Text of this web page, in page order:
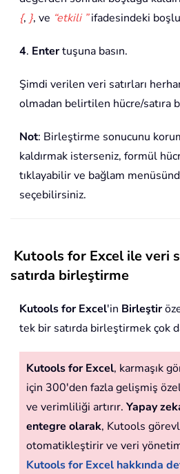
{, }, ve “etkili ”ifadesindeki
4. Entertuşuna basın.
Şimdi verilen veri satırları
olmadan belirtilen hücre/satıra
Not: Birleştirme sonucunu
kaldırmak isterseniz, formül
tıklayabilir ve bağlam
seçebilirsiniz.
Kutools for Excel ile veri
satırda birleştirme
Kutools for Excel'in Birleştir
tek bir satırda birleştirmek çok
Kutools for Excel, karmaşık
için 300'den fazla gelişmiş
ve verimliliği artırır. Yapay
entegre olarak, Kutools
otomatikleştirir ve veri
Kutools for Excel hakkında